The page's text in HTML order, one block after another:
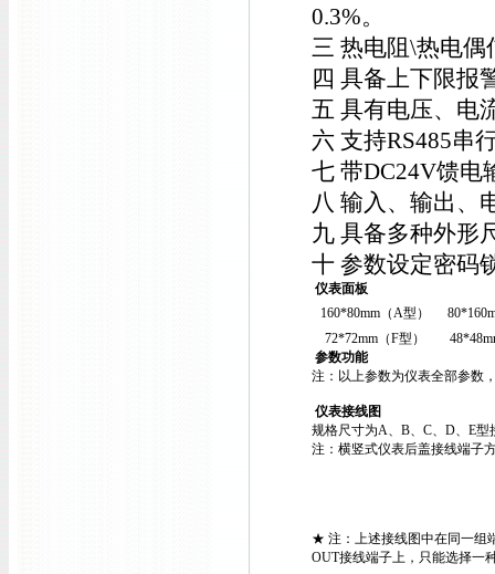
0.3%。
三 热电阻\热电
四 具备上下限报
五 具有电压、电
六 支持RS485串
七 带DC24V馈电
八 输入、输出、
九 具备多种外形
十 参数设定密码
仪表面板
160*80mm（A型）
72*72mm（F型）
参数功能
注：以上参数为仪表全部参数
仪表接线图
规格尺寸为A、B、C、D、E型
注：横竖式仪表后盖接线端子
★ 注：上述接线图中在同一组
OUT接线端子上，只能选择一